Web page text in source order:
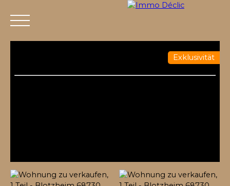
Exklusivität